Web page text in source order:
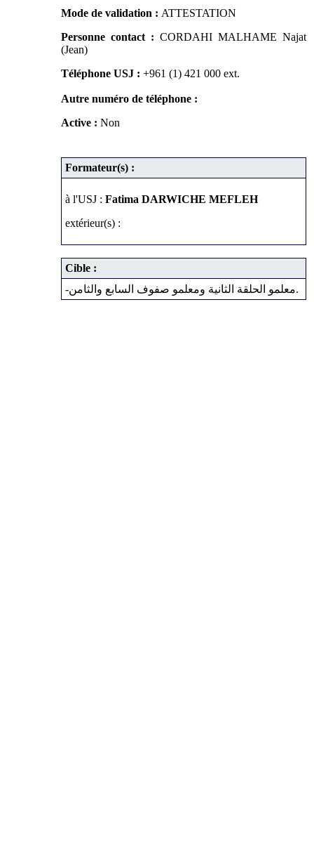
Mode de validation : ATTESTATION
Personne contact : CORDAHI MALHAME Najat
(Jean)
Téléphone USJ : +961 (1) 421 000 ext.
Autre numéro de téléphone :
Active : Non
Formateur(s) :
à l'USJ : Fatima DARWICHE MEFLEH
extérieur(s) :
Cible :
-معلمو الحلقة الثانية ومعلمو صفوف السابع والثامن.